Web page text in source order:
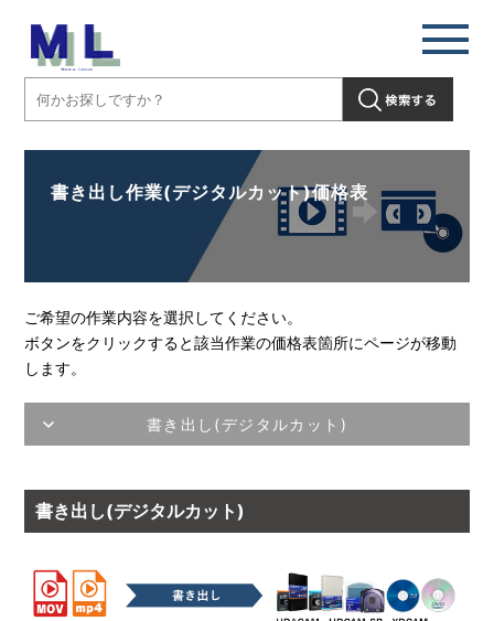
書き出し作業(デジタルカット)価格表
ご希望の作業内容を選択してください。
ボタンをクリックすると該当作業の価格表箇所にページが移動
します。
書き出し(デジタルカット)
書き出し(デジタルカット)